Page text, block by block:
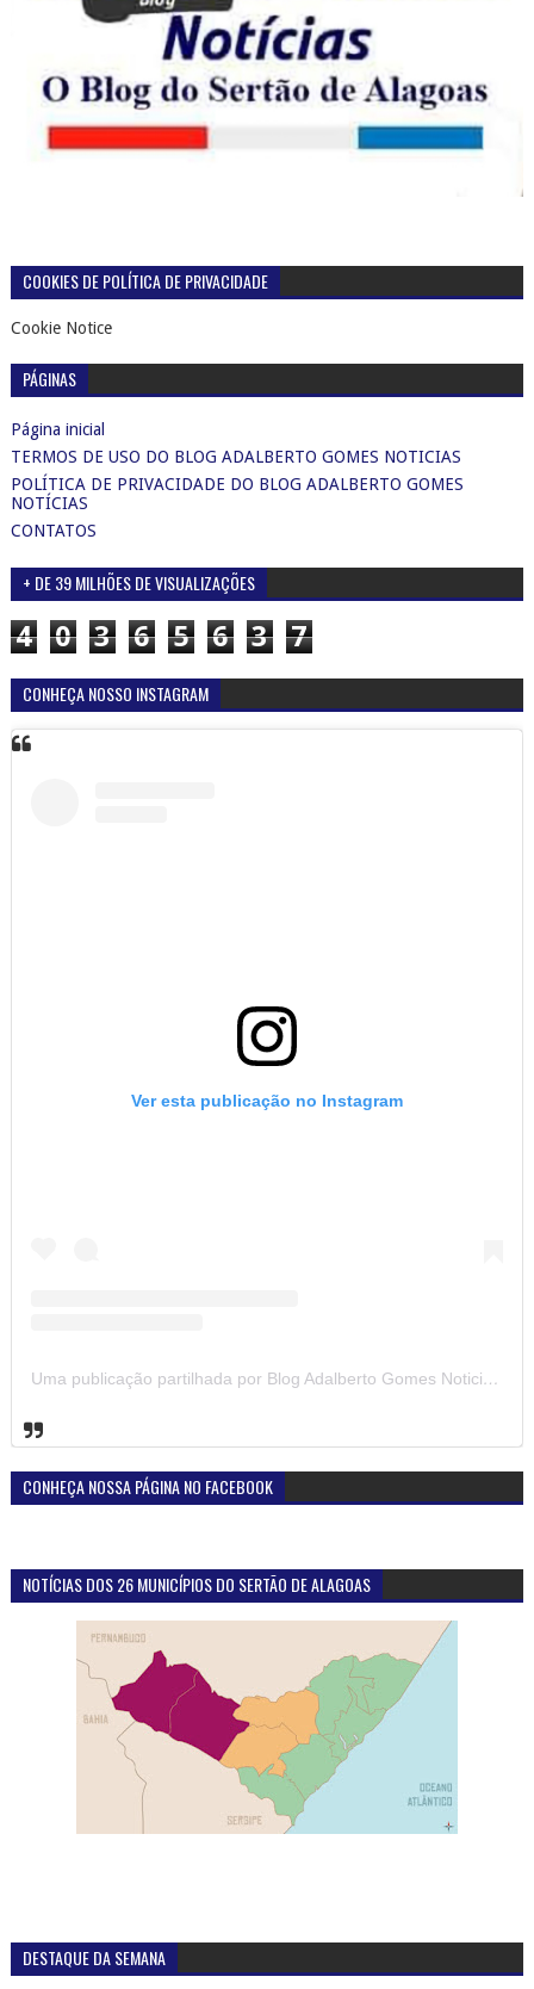
COOKIES DE POLÍTICA DE PRIVACIDADE
Cookie Notice
PÁGINAS
Página inicial
TERMOS DE USO DO BLOG ADALBERTO GOMES NOTICIAS
POLÍTICA DE PRIVACIDADE DO BLOG ADALBERTO GOMES
NOTÍCIAS
CONTATOS
+ DE 39 MILHÕES DE VISUALIZAÇÕES
4 0 3 6 5 6 3 7
CONHEÇA NOSSO INSTAGRAM
Ver esta publicação no Instagram
Uma publicação partilhada por Blog Adalberto Gomes Noticias (@blogadalbertogomesnoticiass)
CONHEÇA NOSSA PÁGINA NO FACEBOOK
NOTÍCIAS DOS 26 MUNICÍPIOS DO SERTÃO DE ALAGOAS
DESTAQUE DA SEMANA